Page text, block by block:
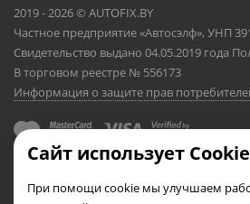
2019 - 2026 © AUTOFIX.BY
Частное предприятие «Автосэлф», УНП
Свидетельство выдано 04.05.2019 года
В торговом реестре № 556173
Информация о защите прав
Сайт использует Cookie
При помощи cookie мы улучшаем